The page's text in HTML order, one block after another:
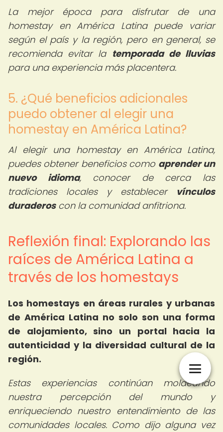
La mejor época para disfrutar de una
homestay en América Latina puede variar
según el país y la región, pero en general, se
recomienda evitar la temporada de lluvias
para una experiencia más placentera.
5. ¿Qué beneficios adicionales
puedo obtener al elegir una
homestay en América Latina?
Al elegir una homestay en América Latina,
puedes obtener beneficios como aprender un
nuevo idioma, conocer de cerca las
tradiciones locales y establecer vínculos
duraderoscon la comunidad anfitriona.
Reflexión final: Explorando las
raíces de América Latina a
través de los homestays
Los homestays en áreas rurales y urbanas
de América Latina no solo son una forma
de alojamiento, sino un portal hacia la
autenticidad y la diversidad cultural de la
región.
Estas experiencias continúan moldeando
nuestra percepción del mundo y
enriqueciendo nuestro entendimiento de las
comunidades locales. Como dijo alguna vez